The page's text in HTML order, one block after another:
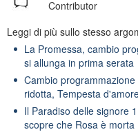
Contributor
Leggi di più sullo stesso
La Promessa, cambio
si allunga in prima serata
Cambio
ridotta, Tempesta
Il Paradiso delle signore
scopre che Rosa è morta